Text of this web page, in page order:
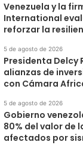
Venezuela y la
International
reforzar la
5 de agosto de 2026
Presidenta Delcy
alianzas de
con Cámara
5 de agosto de 2026
Gobierno
80% del valor de
afectados por